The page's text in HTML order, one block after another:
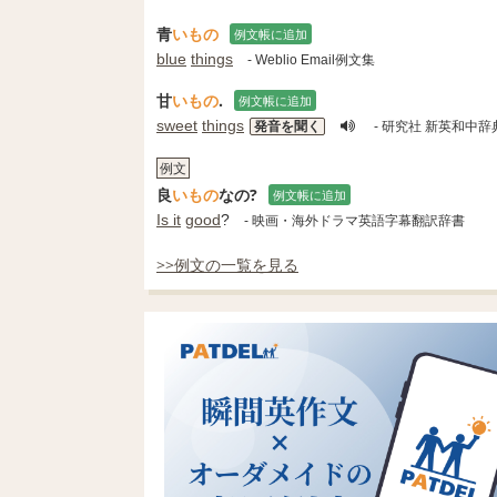
青いもの 例文帳に追加
blue things - Weblio Email例文集
甘いもの. 例文帳に追加
sweet things 発音を聞く - 研究社 新英和中辞
例文
良いものなの? 例文帳に追加
Is it good? - 映画・海外ドラマ英語字幕翻訳辞書
>>例文の一覧を見る